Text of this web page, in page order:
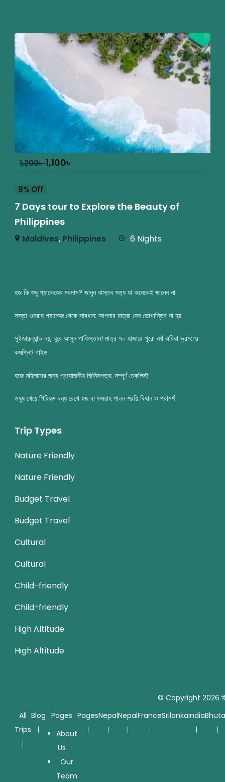
1,200৳1,100৳
8% Off
7 Days tour to Explore the Beauty of
Philippines
Maldives, Philippines 6 Nights
হজ কি শুধু প্যাকেজের দরদাম? জানুন বাস্তব সত্য যা অনেকেই জানেন না
সস্তা ওমরাহ প্যাকেজ থেকে সাবধান: আপনার যাত্রা যেন ভোগান্তির না হয়
সুইজারল্যান্ড নয়, ঘুরে আসুন পাকিস্তান! মাত্র ৭০ হাজারে পুরো নর্থ এরিয়া ভ্রমণের
কমপ্লিট গাইড
হজে মহিলাদের জন্য প্রয়োজনীয় জিনিসপত্র: সম্পূর্ণ চেকলিস্ট
ওষুধ খেয়ে পিরিয়ড বন্ধ রেখে হজ বা ওমরাহ পালন শরয়ি বিধান ও পরামর্শ
Trip Types
Nature Friendly
Nature Friendly
Budget Travel
Budget Travel
Cultural
Cultural
Child-friendly
Child-friendly
High Altitude
High Altitude
© Copyright 2026
All
Trips
Blog Pages
About
Us
Our
Team
PagesNepalNepalFranceSrilankaIndia